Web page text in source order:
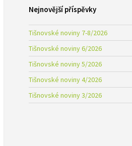
Nejnovější příspěvky
Tišnovské noviny 7-8/2026
Tišnovské noviny 6/2026
Tišnovské noviny 5/2026
Tišnovské noviny 4/2026
Tišnovské noviny 3/2026